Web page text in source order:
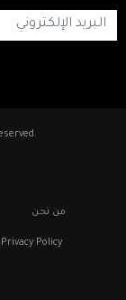
Social Media
Footerمن نحن
Privacy Policy